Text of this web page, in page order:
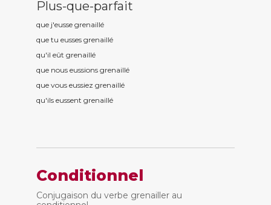
Plus-que-parfait
que j'eusse grenaillé
que tu eusses grenaillé
qu'il eût grenaillé
que nous eussions grenaillé
que vous eussiez grenaillé
qu'ils eussent grenaillé
Conditionnel
Conjugaison du verbe grenailler au